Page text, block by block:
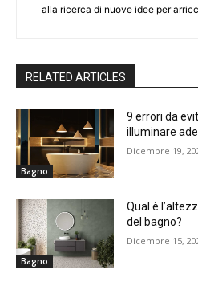
alla ricerca di nuove idee per
RELATED ARTICLES
Bagno
9 errori da
illuminare
Dicembre 19,
Bagno
Qual è
del bagno?
Dicembre 15,